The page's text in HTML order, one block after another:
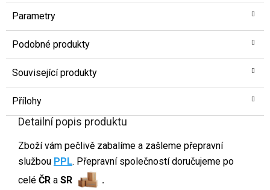
Parametry
Podobné produkty
Související produkty
Přílohy
Detailní popis produktu
Zboží vám pečlivě zabalíme a zašleme přepravní
službou PPL. Přepravní společností doručujeme po
celé ČR a SR .